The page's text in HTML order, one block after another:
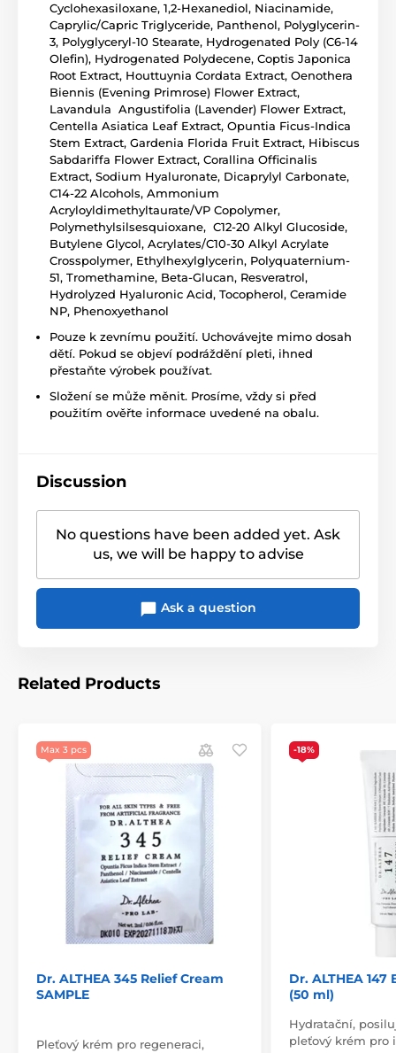
Cyclohexasiloxane, 1,2-Hexanediol, Niacinamide,
Caprylic/Capric Triglyceride, Panthenol, Polyglycerin-
3, Polyglyceryl-10 Stearate, Hydrogenated Poly (C6-14
Olefin), Hydrogenated Polydecene, Coptis Japonica
Root Extract, Houttuynia Cordata Extract, Oenothera
Biennis (Evening Primrose) Flower Extract,
Lavandula Angustifolia (Lavender) Flower Extract,
Centella Asiatica Leaf Extract, Opuntia Ficus-Indica
Stem Extract, Gardenia Florida Fruit Extract, Hibiscus
Sabdariffa Flower Extract, Corallina Officinalis
Extract, Sodium Hyaluronate, Dicaprylyl Carbonate,
C14-22 Alcohols, Ammonium
Acryloyldimethyltaurate/VP Copolymer,
Polymethylsilsesquioxane, C12-20 Alkyl Glucoside,
Butylene Glycol, Acrylates/C10-30 Alkyl Acrylate
Crosspolymer, Ethylhexylglycerin, Polyquaternium-
51, Tromethamine, Beta-Glucan, Resveratrol,
Hydrolyzed Hyaluronic Acid, Tocopherol, Ceramide
NP, Phenoxyethanol
Pouze k zevnímu použití. Uchovávejte mimo dosah
dětí. Pokud se objeví podráždění pleti, ihned
přestaňte výrobek používat.
Složení se může měnit. Prosíme, vždy si před
použitím ověřte informace uvedené na obalu.
Discussion
No questions have been added yet. Ask
us, we will be happy to advise
Ask a question
Related Products
Max 3 pcs
Dr. ALTHEA 345 Relief Cream
SAMPLE
Pleťový krém pro regeneraci,
-18%
Dr. ALTHEA
(50 ml)
Hydratační,
pleťový krém pro